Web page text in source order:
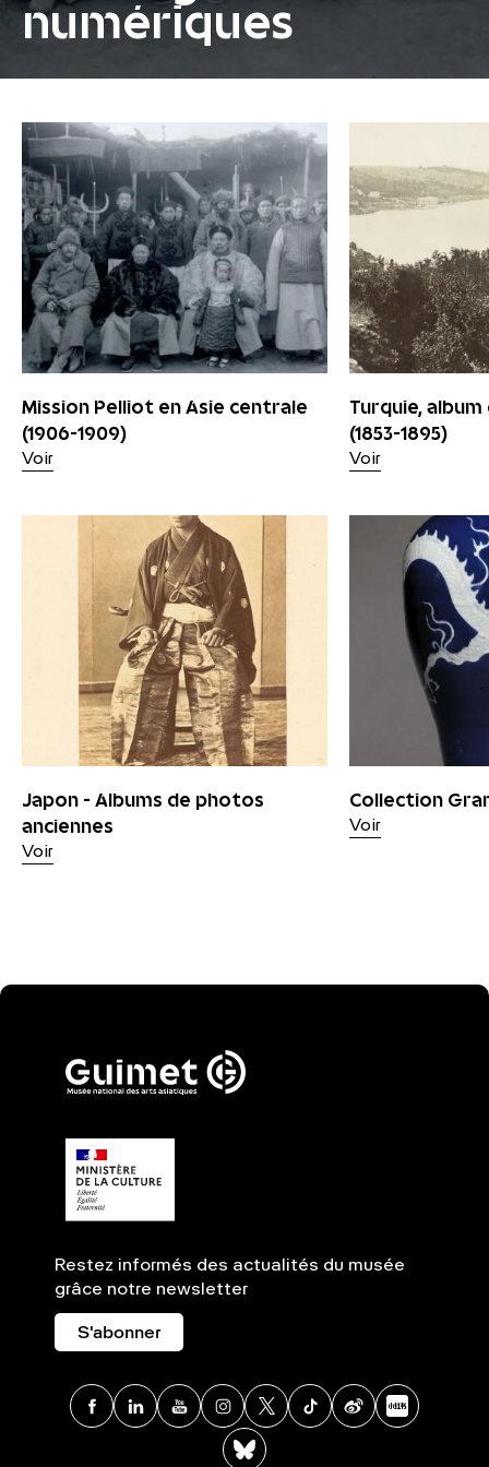
numériques
Mission Pelliot en Asie centrale
(1906-1909)
Voir
Turquie,
(1853-1895)
Voir
Japon - Albums de photos
anciennes
Voir
Collection
Voir
Restez informés des actualités du musée
grâce notre newsletter
S'abonner
Facebook
LinkedinYoutubeInstagram
X TikTokWeibo